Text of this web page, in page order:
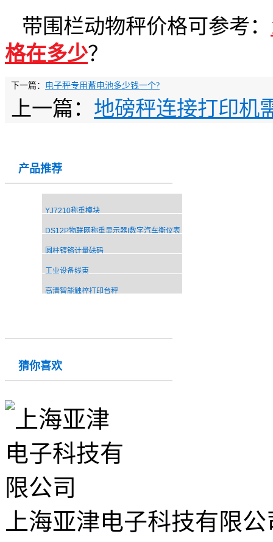
带围栏动物秤价格可参考：
格在多少？
下一篇： 电子秤专用蓄电池多少钱一个?
上一篇： 地磅秤连接打印机
产品推荐
YJ7210称重模块
DS12P物联网称重显示器|数字汽车衡仪表
圆柱镀铬计量砝码
工业设备线束
高清智能触控打印台秤
猜你喜欢
上海亚津电子科技有限